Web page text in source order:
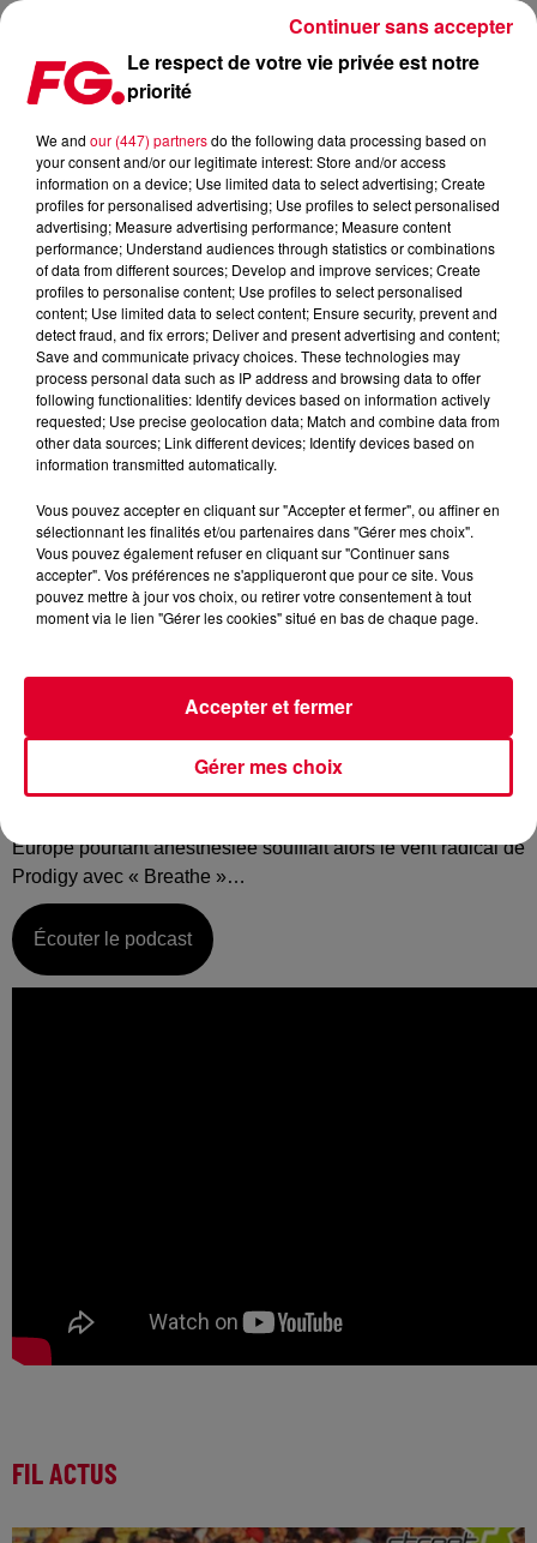
LA MUSIC STORY DU JOUR : L'ANNÉE 1996
Publié : 2 décembre 2019 à 10h09 par Christophe HUBERT
Lundi 02 décembre :
La music story du jour c’est celle de l’année 1996…
En 1996, comme il en toujours été, le cycle de la vie
poursuivait son œuvre : naissance dans l’anonymat le plus
complet du français Kungs et du hollandais Martin Garrix…
et mort définitive – et longtemps espéré - du mouvement
Europe pourtant anesthésiée soufflait alors le vent radical de
Prodigy avec « Breathe »…
Écouter le podcast
FIL ACTUS
Le respect de votre vie privée est notre
priorité
We and our (447) partnersdo the following data processing based on
your consent and/or our legitimate interest: Store and/or access
information on a device; Use limited data to select advertising; Create
profiles for personalised advertising; Use profiles to select personalised
advertising; Measure advertising performance; Measure content
performance; Understand audiences through statistics or combinations
of data from different sources; Develop and improve services; Create
profiles to personalise content; Use profiles to select personalised
content; Use limited data to select content; Ensure security, prevent and
detect fraud, and fix errors; Deliver and present advertising and content;
Save and communicate privacy choices. These technologies may
process personal data such as IP address and browsing data to offer
following functionalities: Identify devices based on information actively
requested; Use precise geolocation data; Match and combine data from
other data sources; Link different devices; Identify devices based on
information transmitted automatically.
Vous pouvez accepter en cliquant sur "Accepter et fermer", ou affiner en
sélectionnant les finalités et/ou partenaires dans "Gérer mes choix".
Vous pouvez également refuser en cliquant sur "Continuer sans
accepter". Vos préférences ne s'appliqueront que pour ce site. Vous
pouvez mettre à jour vos choix, ou retirer votre consentement à tout
moment via le lien "Gérer les cookies" situé en bas de chaque page.
Gérer mes choix
Accepter et fermer
Continuer sans accepter